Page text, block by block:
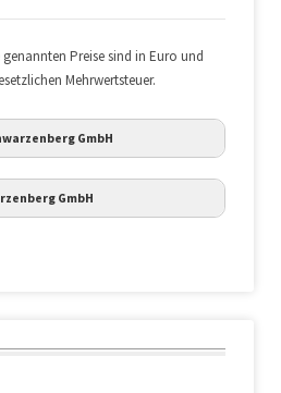
genannten Preise sind in Euro und
Mehrwertsteuer.
GmbH
GmbH